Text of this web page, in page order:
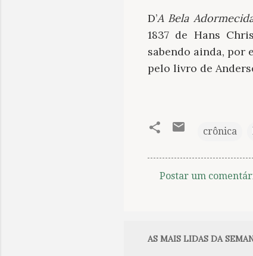
D’A Bela
1837 de Hans
sabendo ainda, por
pelo livro de
crônica
e
Postar um
AS MAIS LIDAS DA